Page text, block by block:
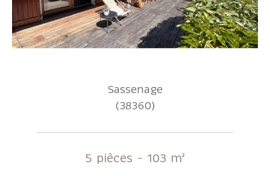
Sassenage
(38360)
5 pièces - 103 m²